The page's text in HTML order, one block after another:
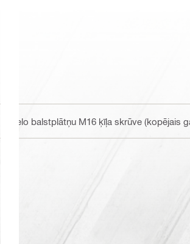
Lielo balstplātņu M16 ķīļa skrūve (kopējais